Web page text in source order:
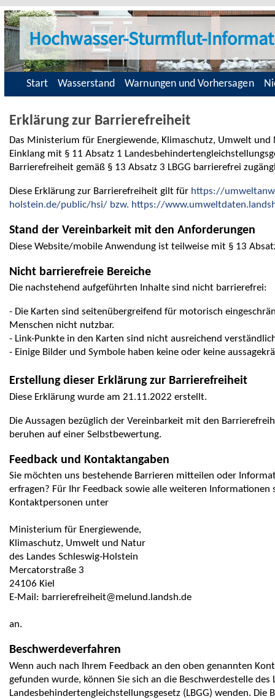
Hochwasser-Sturmflut-
Start Wasserstand Warnungen und Vorhersagen
Erklärung zur Barrierefreiheit
Das Ministerium für Energiewende, Klimaschutz, Umwelt
Einklang mit § 11 Absatz 1
Barrierefreiheit gemäß § 13 Absatz 3 LBGG barrierefrei
Diese Erklärung zur Barrierefreiheit gilt für https://
holstein.de/public/hsi/ bzw. https://
Stand der Vereinbarkeit mit den Anforderungen
Diese Website/mobile Anwendung ist teilweise mit § 13
Nicht barrierefreie Bereiche
Die nachstehend aufgeführten Inhalte sind nicht barrierefrei:
- Die Karten sind seitenübergreifend für motorisch
Menschen nicht nutzbar.
- Link-Punkte in den Karten sind nicht ausreichend
- Einige Bilder und Symbole haben keine oder keine
Erstellung dieser Erklärung zur Barrierefreiheit
Diese Erklärung wurde am 21.11.2022 erstellt.
Die Aussagen bezüglich der Vereinbarkeit mit den
beruhen auf einer Selbstbewertung.
Feedback und Kontaktangaben
Sie möchten uns bestehende Barrieren mitteilen oder
erfragen? Für Ihr Feedback sowie alle weiteren
Kontaktpersonen unter
Ministerium für Energiewende,
Klimaschutz, Umwelt und Natur
des Landes Schleswig-Holstein
Mercatorstraße 3
24106 Kiel
E-Mail: barrierefreiheit@melund.landsh.de
an.
Beschwerdeverfahren
Wenn auch nach Ihrem Feedback an den oben genannten
gefunden wurde, können Sie sich an die Beschwerdestelle des
Landesbehindertengleichstellungsgesetz (LBGG) wenden.